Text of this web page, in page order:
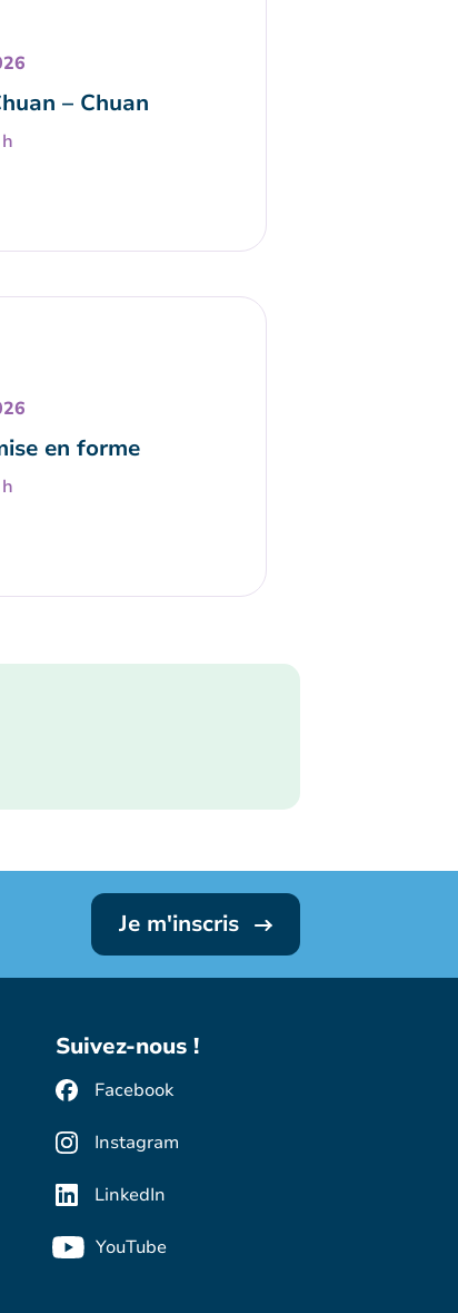
– Chuan
en forme
Je m'inscris
Suivez-nous !
Facebook
Instagram
LinkedIn
YouTube